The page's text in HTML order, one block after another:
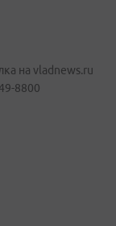
на vladnews.ru
8800